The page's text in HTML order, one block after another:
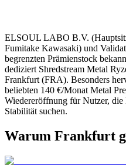
ELSOUL LABO B.V.
Fumitake Kawasaki) und
begrenzten Prämienstock
dediziert Shredstream Metal
Frankfurt (FRA). Besonders
beliebten 140 €/Monat Metal
Wiedereröffnung für Nutzer,
Stabilität suchen.
Warum Frankfurt